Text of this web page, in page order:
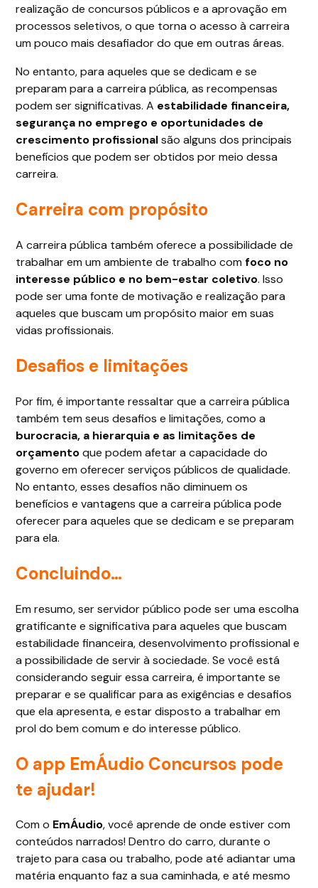
realização de concursos públicos e a aprovação em
processos seletivos, o que torna o acesso à carreira
um pouco mais desafiador do que em outras áreas.
No entanto, para aqueles que se dedicam e se
preparam para a carreira pública, as recompensas
podem ser significativas. A estabilidade financeira,
segurança no emprego e oportunidades de
crescimento profissionalsão alguns dos principais
benefícios que podem ser obtidos por meio dessa
carreira.
Carreira com propósito
A carreira pública também oferece a possibilidade de
trabalhar em um ambiente de trabalho comfoco no
interesse público e no bem-estar coletivo. Isso
pode ser uma fonte de motivação e realização para
aqueles que buscam um propósito maior em suas
vidas profissionais.
Desafios e limitações
Por fim, é importante ressaltar que a carreira pública
também tem seus desafios e limitações, como a
burocracia, a hierarquia e as limitações de
orçamentoque podem afetar a capacidade do
governo em oferecer serviços públicos de qualidade.
No entanto, esses desafios não diminuem os
benefícios e vantagens que a carreira pública pode
oferecer para aqueles que se dedicam e se preparam
para ela.
Concluindo…
Em resumo, ser servidor público pode ser uma escolha
gratificante e significativa para aqueles que buscam
estabilidade financeira, desenvolvimento profissional e
a possibilidade de servir à sociedade. Se você está
considerando seguir essa carreira, é importante se
preparar e se qualificar para as exigências e desafios
que ela apresenta, e estar disposto a trabalhar em
prol do bem comum e do interesse público.
O app EmÁudio Concursos pode
te ajudar!
Com o EmÁudio, você aprende de onde estiver com
conteúdos narrados! Dentro do carro, durante o
trajeto para casa ou trabalho, pode até adiantar uma
matéria enquanto faz a sua caminhada, e até mesmo